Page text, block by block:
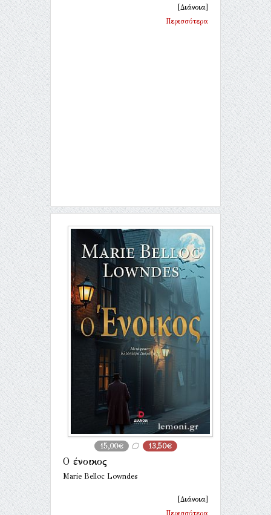
[Διάνοια]
Περισσότερα
15,00€ 13,50€
Ο ένοικος
Marie Belloc Lowndes
[Διάνοια]
Περισσότερα